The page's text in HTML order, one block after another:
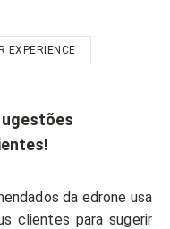
EXPERIENCE
da edrone usa
clientes para sugerir